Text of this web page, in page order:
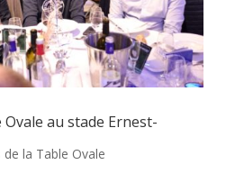
au stade Ernest-
de la Table Ovale